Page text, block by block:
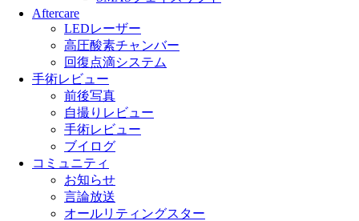
Aftercare
LEDレーザー
高圧酸素チャンバー
回復点滴システム
手術レビュー
前後写真
自撮りレビュー
手術レビュー
ブイログ
コミュニティ
お知らせ
言論放送
オールリティングスター